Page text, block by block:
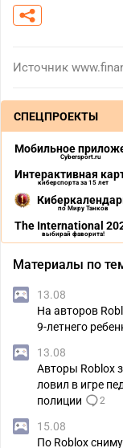
Источник
СПЕЦПРОЕКТЫ
Мобильное
Cybersport.ru
Интерактивная
киберспорта за 15 лет
по Миру Танков
The International
выбирай фаворита!
Материалы по
13.08
На авторов
9-летнего
13.08
Авторы Roblox
ловил в игре
полиции
2
15.08
По Roblox